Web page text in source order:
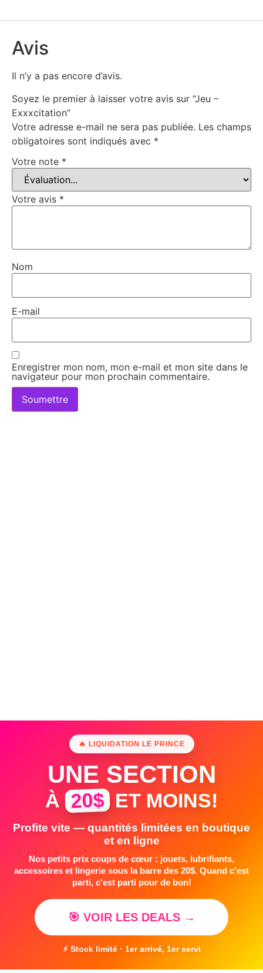
Avis
Il n’y a pas encore d’avis.
Soyez le premier à laisser votre avis sur “Jeu –
Exxxcitation”
Votre adresse e-mail ne sera pas publiée. Les champs
obligatoires sont indiqués avec *
Votre note *
Votre avis *
Nom
E-mail
Enregistrer mon nom, mon e-mail et mon site dans le
navigateur pour mon prochain commentaire.
🔥 LIQUIDATION LE PRINCE
UNE SECTION
À 20$ ET MOINS!
Profite vite — quantités limitées en boutique
et en ligne
Nos petits prix coups de cœur : jouets, lubrifiants,
accessoires et lingerie sous la barre des 20$. Quand c'est
parti, c'est parti pour de bon!
🎯 VOIR LES DEALS →
⚡ Stock limité · 1er arrivé, 1er servi